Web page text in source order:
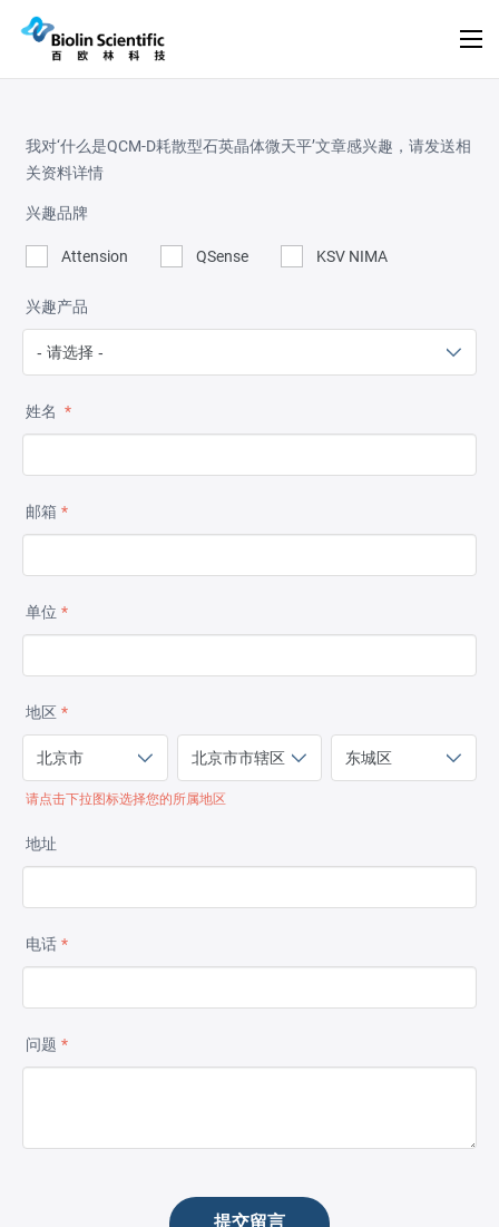
我对‘什么是QCM-D耗散型石英晶体微天平’文章感兴趣，请发送相
关资料详情
兴趣品牌
Attension QSense KSV NIMA
兴趣产品
姓名 *
邮箱 *
单位 *
地区 *
请点击下拉图标选择您的所属地区
地址
电话 *
问题 *